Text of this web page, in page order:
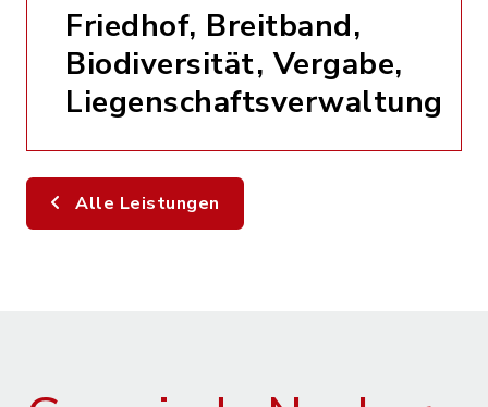
Friedhof, Breitband,
Biodiversität, Vergabe,
Liegenschaftsverwaltung
Alle Leistungen